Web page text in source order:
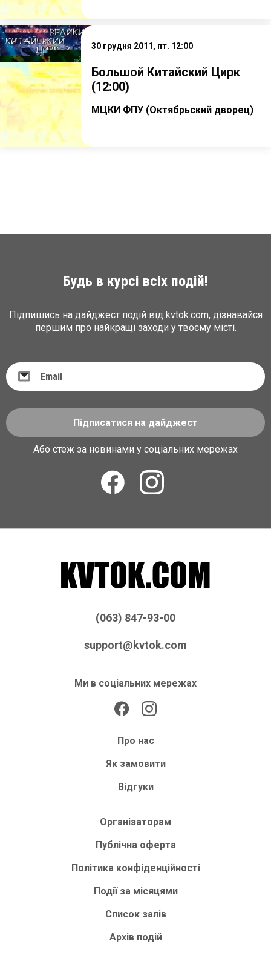
30 грудня 2011, пт. 12:00
Большой Китайский Цирк
(12:00)
МЦКИ ФПУ (Октябрьский дворец)
Будь в курсі всіх подій!
Підпишись на дайджест подій від kvtok.com, дізнавайся
першим про найкращі заходи у твоєму місті.
Підписатися на дайджест
Або стеж за новинами у соціальних мережах
(063) 847-93-00
support@kvtok.com
Ми в соціальних мережах
Про нас
Як замовити
Відгуки
Організаторам
Публічна оферта
Політика конфіденційності
Події за місяцями
Список залів
Архів подій